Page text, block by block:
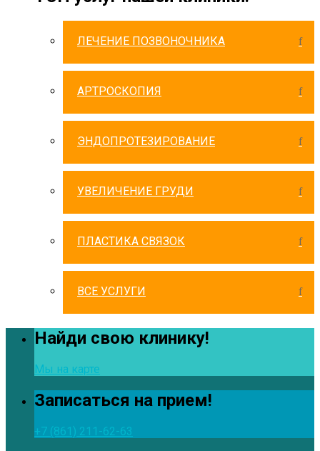
ЛЕЧЕНИЕ ПОЗВОНОЧНИКА
АРТРОСКОПИЯ
ЭНДОПРОТЕЗИРОВАНИЕ
УВЕЛИЧЕНИЕ ГРУДИ
ПЛАСТИКА СВЯЗОК
ВСЕ УСЛУГИ
Найди свою клинику!
Мы на карте
Записаться на прием!
+7 (861) 211-62-63